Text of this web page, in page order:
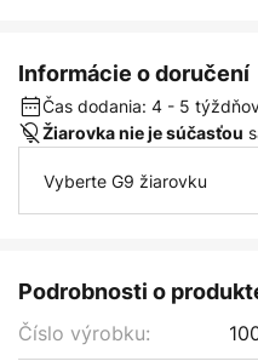
Informácie o doručení
Čas dodania: 4 - 5
Žiarovka nie je súčasťou
Vyberte G9 žiarovku
Podrobnosti o
Číslo výrobku: